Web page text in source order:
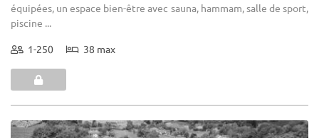
équipées, un espace bien-être avec sauna, hammam, salle de sport,
piscine ...
1-250 38 max